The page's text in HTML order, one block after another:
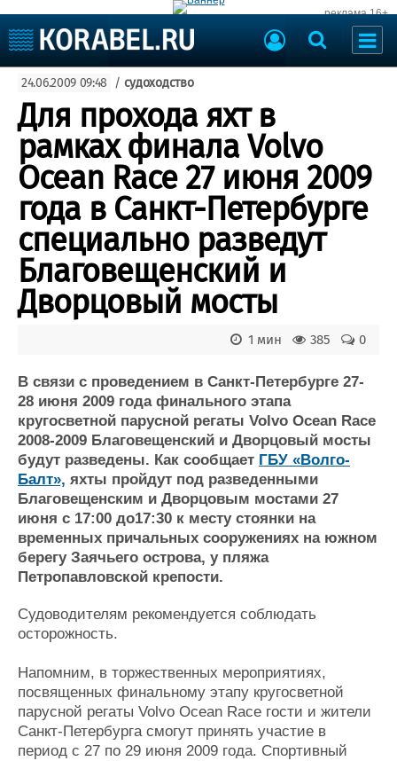
реклама 16+
Судоходство
Судоремонт
События
Пресс-релизы
Порты
Рыболовство
ВМФ
Яхты и катера
Еще
Судостроение
Пульс
Новости
Крюинг
Реклама
Торговая площадка
Доска объявлений
Продажа флота
Услуги
Конференции
Выставки и семинары
Словарь
Флот
Форум
Отзывы
Все службы
24.06.2009 09:48 / судоходство
Для прохода яхт в
рамках финала Volvo
Ocean Race 27 июня 2009
года в Санкт-Петербурге
специально разведут
Благовещенский и
Дворцовый мосты
0
385
1 мин
В связи с проведением в Санкт-Петербурге 27-
28 июня 2009 года финального этапа
кругосветной парусной регаты Volvo Ocean Race
2008-2009 Благовещенский и Дворцовый мосты
будут разведены. Как сообщает ГБУ «Волго-
Балт», яхты пройдут под разведенными
Благовещенским и Дворцовым мостами 27
июня с 17:00 до17:30 к месту стоянки на
временных причальных сооружениях на южном
берегу Заячьего острова, у пляжа
Петропавловской крепости.
Судоводителям рекомендуется соблюдать
осторожность.
Напомним, в торжественных мероприятиях,
посвященных финальному этапу кругосветной
парусной регаты Volvo Ocean Race гости и жители
Санкт-Петербурга смогут принять участие в
период с 27 по 29 июня 2009 года. Спортивный